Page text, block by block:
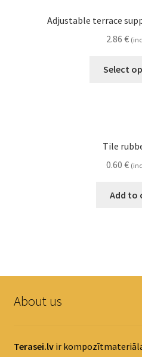
Adjustable terrace
2.86 €
Select
Tile
0.60 €
Add to
About us
Terasei.lvir